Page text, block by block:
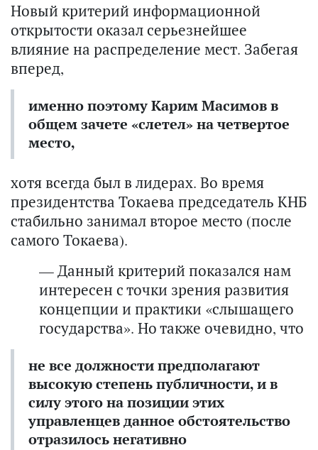
Новый критерий информационной
открытости оказал серьезнейшее
влияние на распределение мест. Забегая
вперед,
именно поэтому Карим Масимов в
общем зачете «слетел» на четвертое
место,
хотя всегда был в лидерах. Во время
президентства Токаева председатель КНБ
стабильно занимал второе место (после
самого Токаева).
— Данный критерий показался нам
интересен с точки зрения развития
концепции и практики «слышащего
государства». Но также очевидно, что
не все должности предполагают
высокую степень публичности, и в
силу этого на позиции этих
управленцев данное обстоятельство
отразилось негативно